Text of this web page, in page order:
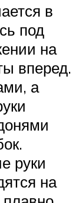
в
под
на
вперед.
а
руки
на